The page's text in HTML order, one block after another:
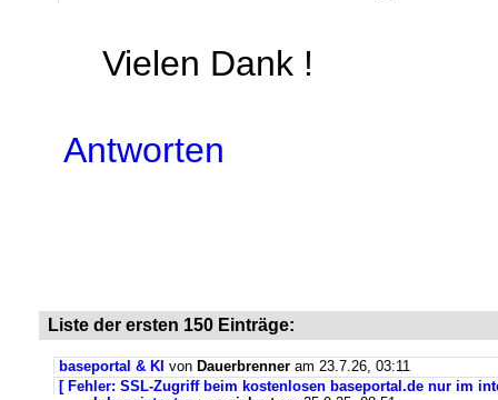
Vielen Dank !
Antworten
Liste der ersten 150 Einträge:
baseportal & KI von Dauerbrenner am 23.7.26, 03:11
[ Fehler: SSL-Zugriff beim kostenlosen baseportal.de nur im